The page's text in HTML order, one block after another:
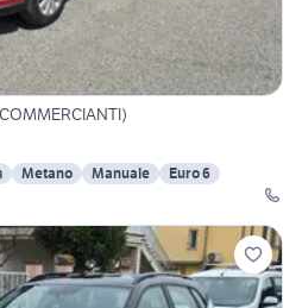
Metano Manuale
Euro 6